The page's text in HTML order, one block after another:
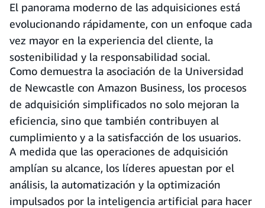
El panorama moderno de las adquisiciones está
evolucionando rápidamente, con un enfoque cada
vez mayor en la experiencia del cliente, la
sostenibilidad y la responsabilidad social.
Como demuestra la asociación de la Universidad
de Newcastle con Amazon Business, los procesos
de adquisición simplificados no solo mejoran la
eficiencia, sino que también contribuyen al
cumplimiento y a la satisfacción de los usuarios.
A medida que las operaciones de adquisición
amplían su alcance, los líderes apuestan por el
análisis, la automatización y la optimización
impulsados por la inteligencia artificial para hacer